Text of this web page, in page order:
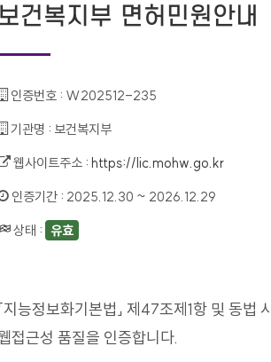
보건복지부 면허민원안내
인증번호 : W202512-235
기관명 : 보건복지부
웹사이트주소 :https://lic.mohw.go.kr
인증기간 : 2025.12.30 ~ 2026.12.29
상태 : 유효
「지능정보화기본법」 제47조제1항 및 동
접근성 품질을 인증합니다.